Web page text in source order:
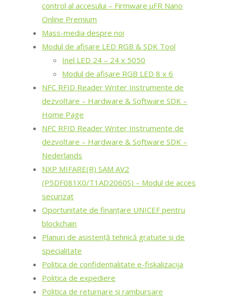
control al accesului – Firmware μFR Nano
Online Premium
Mass-media despre noi
Modul de afișare LED RGB & SDK Tool
Inel LED 24 – 24 x 5050
Modul de afișare RGB LED 8 x 6
NFC RFID Reader Writer Instrumente de
dezvoltare – Hardware & Software SDK –
Home Page
NFC RFID Reader Writer Instrumente de
dezvoltare – Hardware & Software SDK –
Nederlands
NXP MIFARE(R) SAM AV2
(P5DF081X0/T1AD2060S) – Modul de acces
securizat
Oportunitate de finanțare UNICEF pentru
blockchain
Planuri de asistență tehnică gratuite și de
specialitate
Politica de confidențialitate e-fiskalizacija
Politica de expediere
Politica de returnare și rambursare